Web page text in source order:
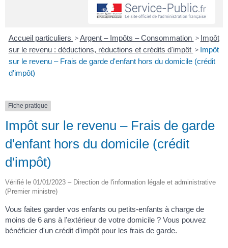
Accueil particuliers > Argent – Impôts – Consommation > Impôt
sur le revenu : déductions, réductions et crédits d'impôt > Impôt
sur le revenu – Frais de garde d'enfant hors du domicile (crédit
d'impôt)
Fiche pratique
Impôt sur le revenu – Frais de garde
d'enfant hors du domicile (crédit
d'impôt)
Vérifié le 01/01/2023 – Direction de l'information légale et administrative
(Premier ministre)
Vous faites garder vos enfants ou petits-enfants à charge de
moins de 6 ans à l'extérieur de votre domicile ? Vous pouvez
bénéficier d'un crédit d'impôt pour les frais de garde.